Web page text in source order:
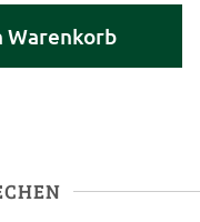
Warenkorb